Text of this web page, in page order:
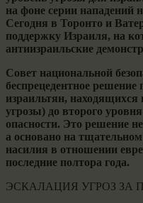
на фоне серии нападений
Сегодня в Торонто и
поддержку Израиля, на
антиизраильские
Совет национальной
беспрецедентное
израильтян, находящихся
угрозы) до второго
опасности. Это решение
а основано на
насилия в отношении
последние полтора года.
ЭСКАЛАЦИЯ УГРОЗ ЗА